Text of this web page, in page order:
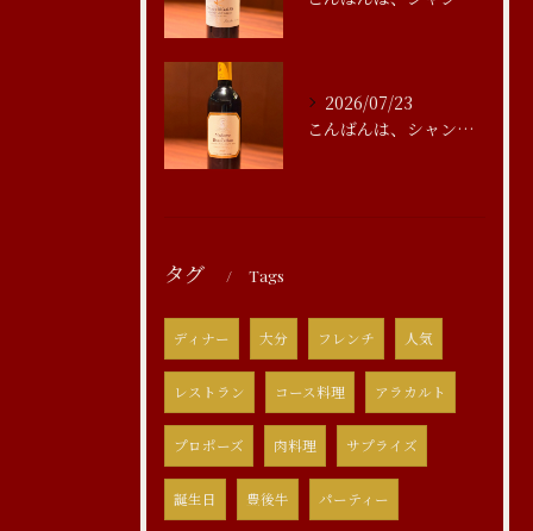
2026/07/23
こんばんは、シャンブルアスリール清水です
タグ Tags
ディナー 大分 フレンチ 人気
レストラン コース料理 アラカルト
プロポーズ 肉料理 サプライズ
誕生日 豊後牛 パーティー